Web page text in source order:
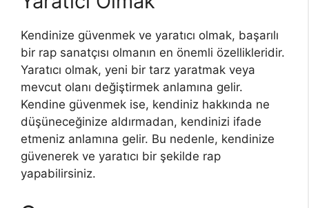
Kendinize güvenmek ve yaratıcı olmak, başarılı
bir rap sanatçısı olmanın en önemli özellikleridir.
Yaratıcı olmak, yeni bir tarz yaratmak veya
mevcut olanı değiştirmek anlamına gelir.
Kendine güvenmek ise, kendiniz hakkında ne
düşüneceğinize aldırmadan, kendinizi ifade
etmeniz anlamına gelir. Bu nedenle, kendinize
güvenerek ve yaratıcı bir şekilde rap
yapabilirsiniz.